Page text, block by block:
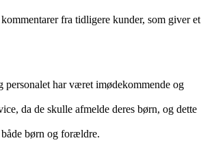
fra tidligere kunder, som giver et
personalet har været imødekommende og
da de skulle afmelde deres børn, og dette
børn og forældre.